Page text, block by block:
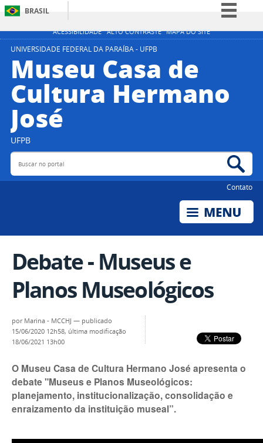
ACESSIBILIDADE ALTO CONTRASTE MAPA DO SITE
BRASIL
Simplifique!
Participe
Legislação
UNIVERSIDADE FEDERAL DA PARAÍBA - UFPB
Museu Casa de
Cultura Hermano
José
UFPB
Buscar no portal
Contato
Debate - Museus e
Planos Museológicos
por Marina - MCCHJ — publicado
15/06/2020 12h58, última modificação
18/06/2021 13h00
O Museu Casa de Cultura Hermano José apresenta o
debate "Museus e Planos Museológicos:
planejamento, institucionalização, consolidação e
enraizamento da instituição museal”.